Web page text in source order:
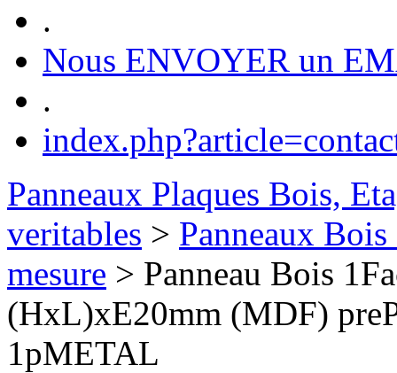
.
Nous ENVOYER un
.
Panneaux Plaques Bois,
veritables > Panneaux
mesure > Panneau Bois
(HxL)xE20mm (MDF)
1pMETAL